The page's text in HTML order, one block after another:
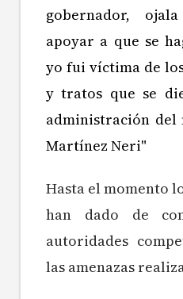
gobernador,
apoyar a que se
yo fui víctima de
y tratos que se
administración del
Martínez Neri"
Hasta el momento
han dado de
autoridades
las amenazas